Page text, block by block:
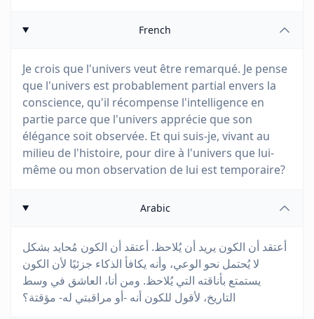
French
Je crois que l'univers veut être remarqué. Je pense
que l'univers est probablement partial envers la
conscience, qu'il récompense l'intelligence en
partie parce que l'univers apprécie que son
élégance soit observée. Et qui suis-je, vivant au
milieu de l'histoire, pour dire à l'univers que lui-
même ou mon observation de lui est temporaire?
Arabic
أعتقد أن الكون يريد أن يُلاحظ. أعتقد أن الكون مُحايد بشكل
لا يُحتمل نحو الوعي، وأنه يكافأ الذكاء جزئيًا لأن الكون
يستمتع بأناقته التي يُلاحظ. ومن أنا، العاشق في وسط
التاريخ، لأقول للكون أنه -أو مراقبتي له- مؤقتة؟